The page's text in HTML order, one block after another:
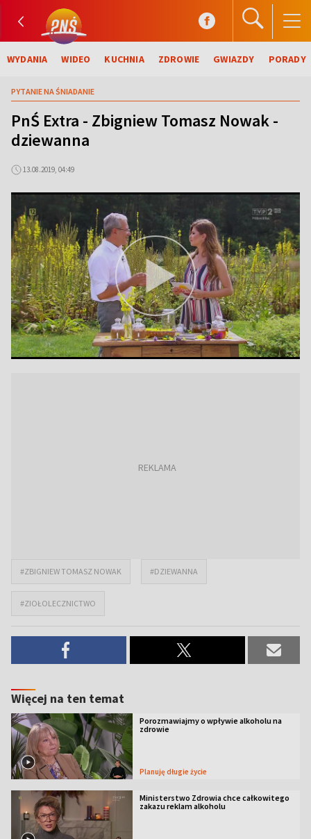
WYDANIA WIDEO KUCHNIA ZDROWIE GWIAZDY PORADY
PYTANIE NA ŚNIADANIE
PnŚ Extra - Zbigniew Tomasz Nowak -
dziewanna
13.08.2019, 04:49
#ZBIGNIEW TOMASZ NOWAK #DZIEWANNA
#ZIOŁOLECZNICTWO
Więcej na ten temat
Porozmawiajmy o wpływie alkoholu na
zdrowie
Planuję długie życie
Ministerstwo Zdrowia chce całkowitego
zakazu reklam alkoholu